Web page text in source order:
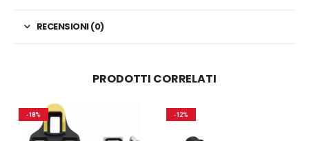
RECENSIONI (0)
PRODOTTI CORRELATI
-18% -12%